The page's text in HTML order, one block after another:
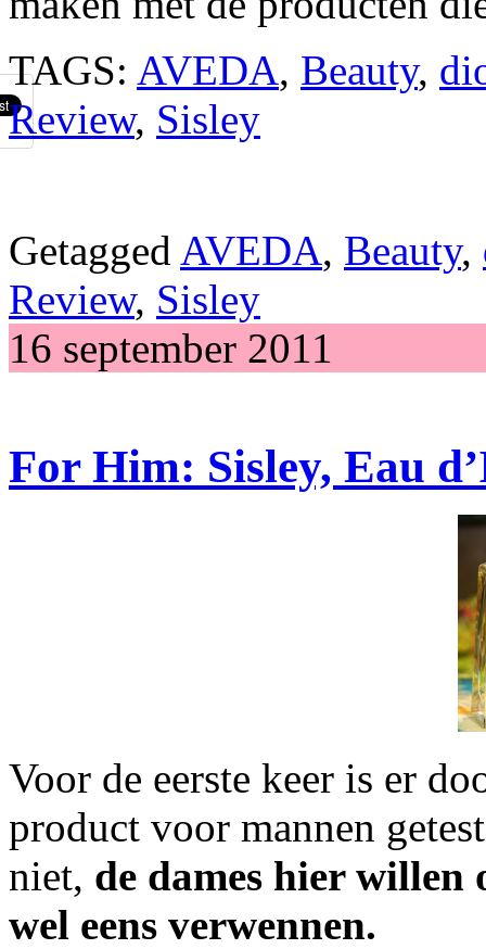
TAGS: AVEDA, Beauty,
Review, Sisley
Getagged AVEDA, Beauty,
Review, Sisley
16 september 2011
For Him: Sisley, Eau
Voor de eerste keer is er
product voor mannen
niet, de dames hier
wel eens verwennen.